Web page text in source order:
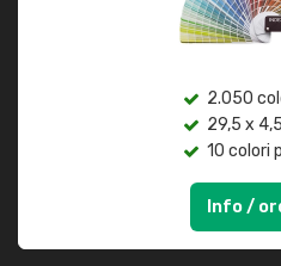
2.050
29,5 x
10 colori
Info /